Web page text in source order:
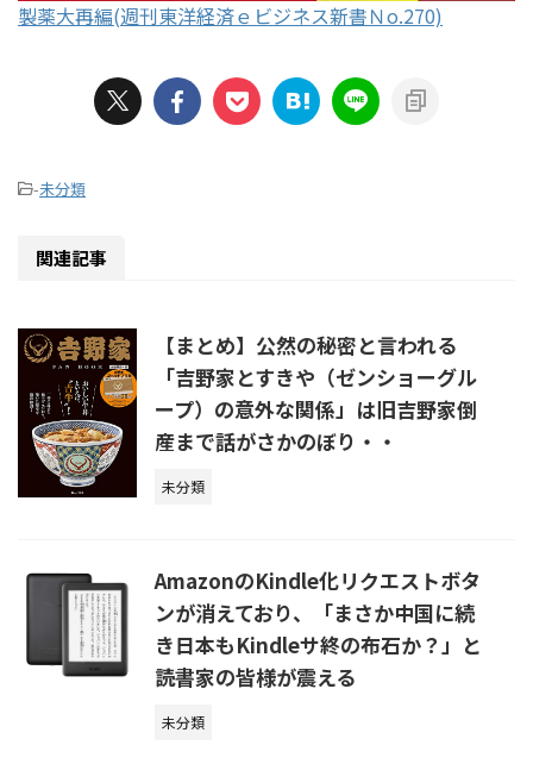
製薬大再編(週刊東洋経済ｅビジネス新書Ｎo.270)
-未分類
関連記事
【まとめ】公然の秘密と言われる
「吉野家とすきや（ゼンショーグル
ープ）の意外な関係」は旧吉野家倒
産まで話がさかのぼり・・
未分類
AmazonのKindle化リクエストボタ
ンが消えており、「まさか中国に続
き日本もKindleサ終の布石か？」と
読書家の皆様が震える
未分類